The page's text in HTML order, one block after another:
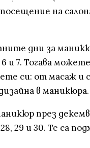
на
дни за
6 и 7. Тогава
си: от масаж и
в маникюра.
през
28, 29 и 30. Те са